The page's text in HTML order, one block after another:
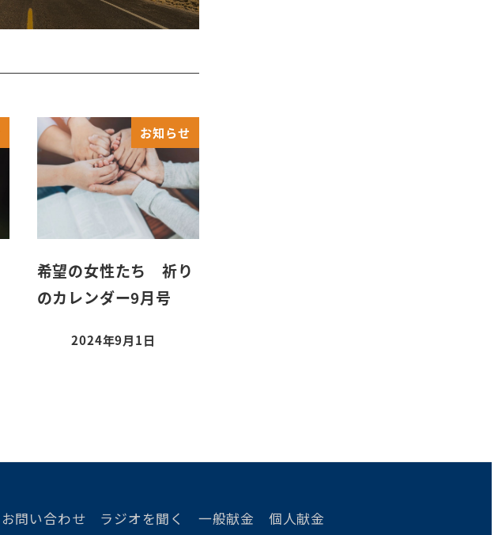
お知らせ
希望の女性たち 祈り
のカレンダー9月号
2024年9月1日
お問い合わせ ラジオを聞く 一般献金 個人献金